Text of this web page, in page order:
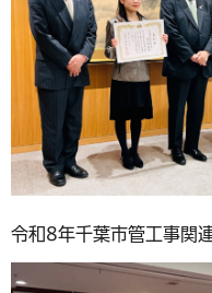
令和8年千葉市管工事関